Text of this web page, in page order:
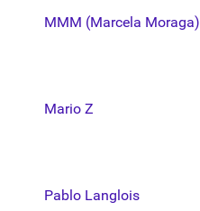
MMM (Marcela Moraga)
Mario Z
Pablo Langlois